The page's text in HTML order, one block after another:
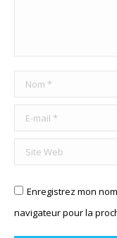
Nom *
E-mail *
Site Web
Enregistrez mon
navigateur pour la